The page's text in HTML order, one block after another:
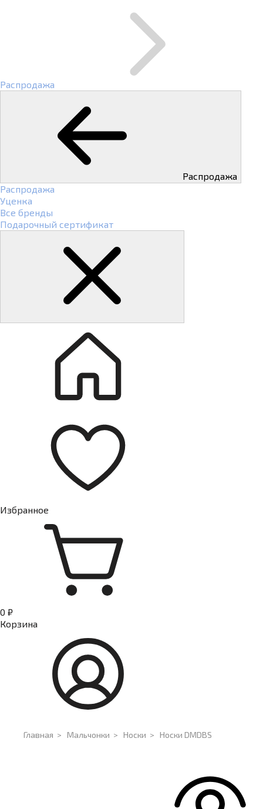
Распродажа
Распродажа
Распродажа
Уценка
Все бренды
Подарочный сертификат
Избранное
0 ₽
Корзина
Главная > Мальчонки > Носки > Носки DMDBS